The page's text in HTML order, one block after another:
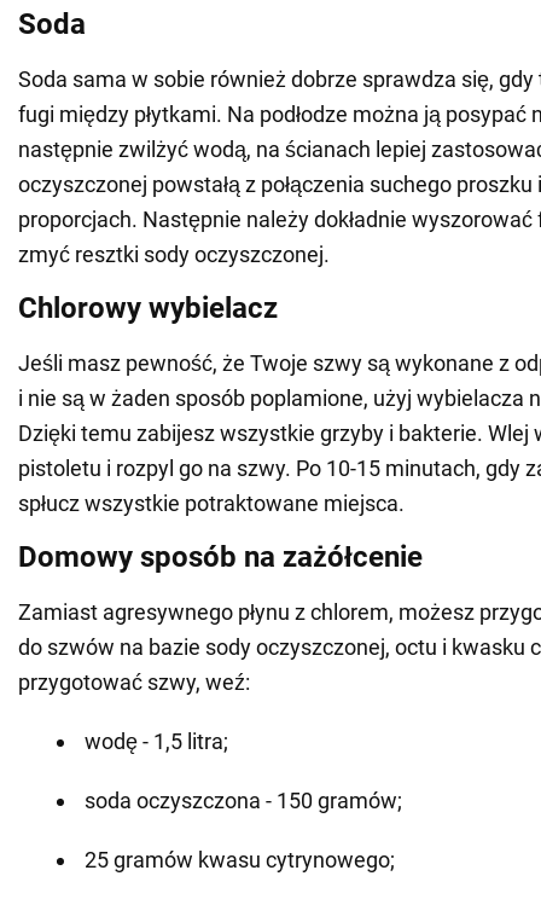
Soda
Soda sama w sobie również dobrze sprawdza się,
fugi między płytkami. Na podłodze można ją posypać
następnie zwilżyć wodą, na ścianach lepiej
oczyszczonej powstałą z połączenia suchego
proporcjach. Następnie należy dokładnie
zmyć resztki sody oczyszczonej.
Chlorowy wybielacz
Jeśli masz pewność, że Twoje szwy są wykonane z
i nie są w żaden sposób poplamione, użyj wybielacza
Dzięki temu zabijesz wszystkie grzyby i bakterie. Wlej
pistoletu i rozpyl go na szwy. Po 10-15 minutach, gdy
spłucz wszystkie potraktowane miejsca.
Domowy sposób na zażółcenie
Zamiast agresywnego płynu z chlorem, możesz
do szwów na bazie sody oczyszczonej, octu i kwasku
przygotować szwy, weź:
wodę - 1,5 litra;
soda oczyszczona - 150 gramów;
25 gramów kwasu cytrynowego;